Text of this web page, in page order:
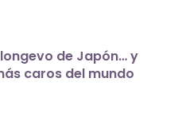
de Japón… y
caros del mundo